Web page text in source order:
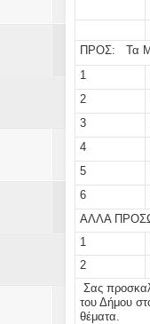
ΠΡΟΣ: Τα
1
2
3
4
5
6
ΑΛΛΑ
1
2
Σας
του Δήμου
θέματα.